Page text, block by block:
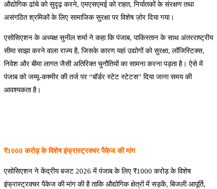
औद्योगिक ढांचे को सुदृढ़ करने, एमएसएमई को राहत, निर्यातकों के संरक्षण तथा
असंगठित श्रमिकों के लिए सामाजिक सुरक्षा पर विशेष ज़ोर दिया गया।
एसोसिएशन के अध्यक्ष सुनील शर्मा ने कहा कि पंजाब, पाकिस्तान के साथ अंतरराष्ट्रीय
सीमा साझा करने वाला राज्य है, जिसके कारण यहां उद्योगों को सुरक्षा, लॉजिस्टिक्स,
निवेश और बीमा लागत जैसी अतिरिक्त चुनौतियों का सामना करना पड़ता है। ऐसे में
पंजाब को जम्मू-कश्मीर की तर्ज पर “बॉर्डर स्टेट स्टेटस” दिया जाना समय की
आवश्यकता है।
₹1000 करोड़ के विशेष इंफ्रास्ट्रक्चर पैकेज की मांग
एसोसिएशन ने केंद्रीय बजट 2026 में पंजाब के लिए ₹1000 करोड़ के विशेष
इंफ्रास्ट्रक्चर पैकेज की मांग की है ताकि औद्योगिक क्षेत्रों में सड़कें, बिजली आपूर्ति,